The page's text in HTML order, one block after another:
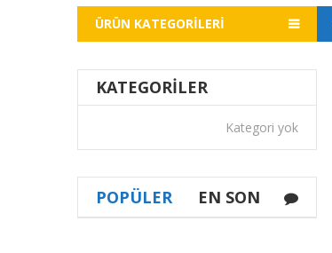
ÜRÜN KATEGORILERI
KATEGORILER
Kategori yok
POPÜLER EN SON